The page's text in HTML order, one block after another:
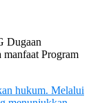
Dugaan
Program